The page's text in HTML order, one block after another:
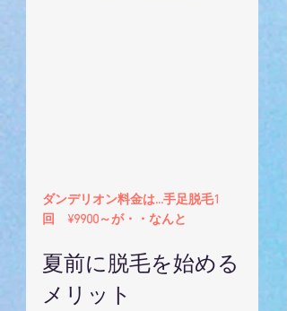
ダンデリオン料金は…手足脱毛1
回　¥9900～が・・なんと
夏前に脱毛を始める
メリット